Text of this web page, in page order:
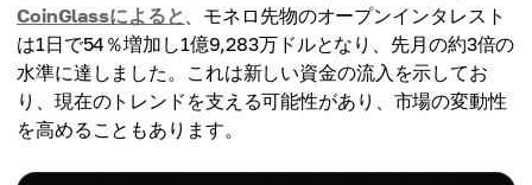
CoinGlassによると、モネロ先物のオープンインタレスト
は1日で54％増加し1億9,283万ドルとなり、先月の約3倍の
水準に達しました。これは新しい資金の流入を示してお
り、現在のトレンドを支える可能性があり、市場の変動性
を高めることもあります。